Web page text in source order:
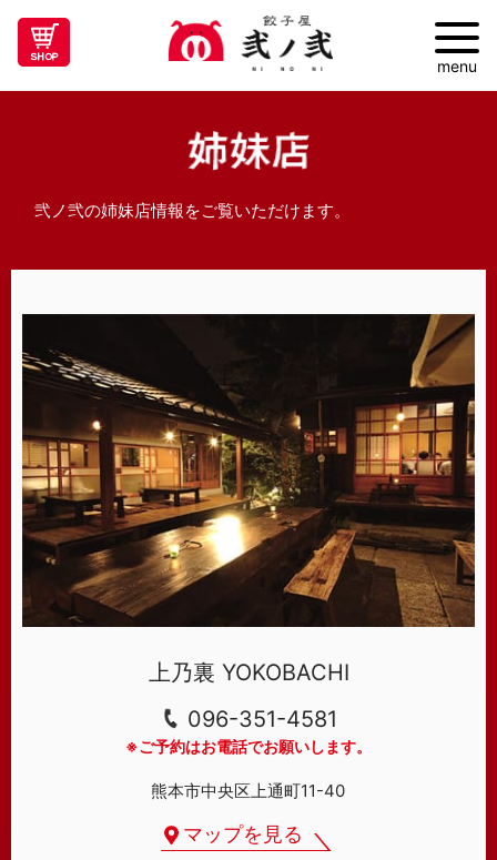
menu
弐ノ弐の姉妹店情報をご覧いただけます。
上乃裏 YOKOBACHI
096-351-4581
※ご予約はお電話でお願いします。
熊本市中央区上通町11-40
マップを見る